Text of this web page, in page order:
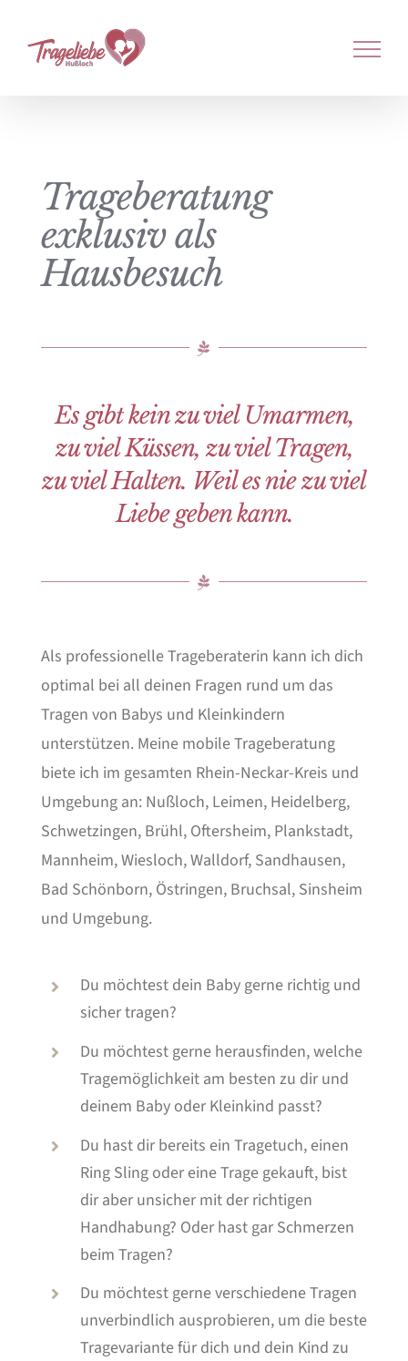
Inhalt
springen
Trageberatung
exklusiv als
Hausbesuch
Es gibt kein zu viel Umarmen,
zu viel Küssen, zu viel Tragen,
zu viel Halten. Weil es nie zu viel
Liebe geben kann.
Als professionelle Trageberaterin kann ich dich
optimal bei all deinen Fragen rund um das
Tragen von Babys und Kleinkindern
unterstützen. Meine mobile Trageberatung
biete ich im gesamten Rhein-Neckar-Kreis und
Umgebung an: Nußloch, Leimen, Heidelberg,
Schwetzingen, Brühl, Oftersheim, Plankstadt,
Mannheim, Wiesloch, Walldorf, Sandhausen,
Bad Schönborn, Östringen, Bruchsal, Sinsheim
und Umgebung.
Du möchtest dein Baby gerne richtig und
sicher tragen?
Du möchtest gerne herausfinden, welche
Tragemöglichkeit am besten zu dir und
deinem Baby oder Kleinkind passt?
Du hast dir bereits ein Tragetuch, einen
Ring Sling oder eine Trage gekauft, bist
dir aber unsicher mit der richtigen
Handhabung? Oder hast gar Schmerzen
beim Tragen?
Du möchtest gerne verschiedene Tragen
unverbindlich ausprobieren, um die beste
Tragevariante für dich und dein Kind zu